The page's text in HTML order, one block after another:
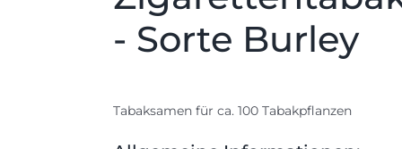
- Sorte Burley
Tabaksamen für ca. 100 Tabakpflanzen